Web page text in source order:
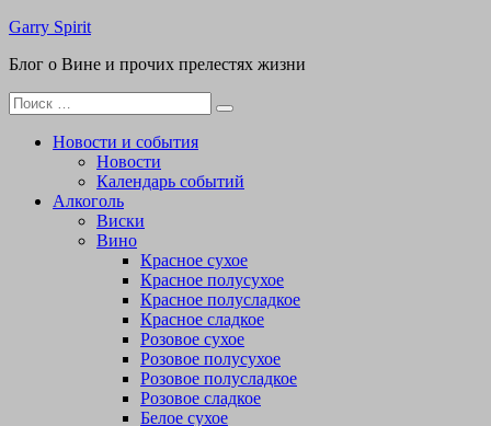
Перейти
содержимому
Garry Spirit
Блог о Вине и прочих прелестях жизни
Поиск
для:
Новости и события
Новости
Календарь событий
Алкоголь
Виски
Вино
Красное сухое
Красное полусухое
Красное полусладкое
Красное сладкое
Розовое сухое
Розовое полусухое
Розовое полусладкое
Розовое сладкое
Белое сухое